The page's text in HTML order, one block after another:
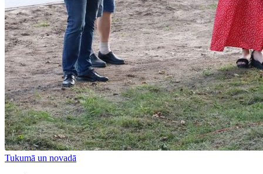
Tukumā un novadā